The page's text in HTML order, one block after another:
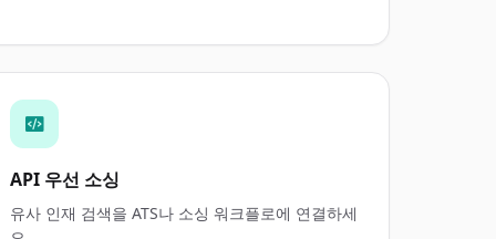
API 우선 소싱
유사 인재 검색을 ATS나 소싱 워크플로에 연결하세